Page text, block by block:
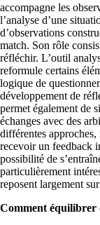
accompagne les
l’analyse d’une
d’observations
match. Son rôle
réfléchir. L’outil
reformule certains
logique de
développement de
permet également de
échanges avec des
différentes approches,
recevoir un feedback
possibilité de
particulièrement
reposent largement
Comment équilibrer